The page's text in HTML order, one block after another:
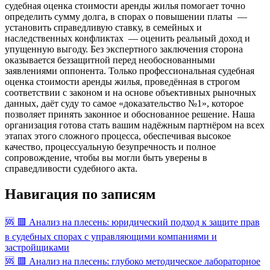
судебная оценка стоимости аренды жилья помогает точно
определить сумму долга, в спорах о повышении платы —
установить справедливую ставку, в семейных и
наследственных конфликтах — оценить реальный доход и
упущенную выгоду. Без экспертного заключения сторона
оказывается беззащитной перед необоснованными
заявлениями оппонента. Только профессиональная судебная
оценка стоимости аренды жилья, проведённая в строгом
соответствии с законом и на основе объективных рыночных
данных, даёт суду то самое «доказательство №1», которое
позволяет принять законное и обоснованное решение. Наша
организация готова стать вашим надёжным партнёром на всех
этапах этого сложного процесса, обеспечивая высокое
качество, процессуальную безупречность и полное
сопровождение, чтобы вы могли быть уверены в
справедливости судебного акта.
Навигация по записям
🆘 🟥 Анализ на плесень: юридический подход к защите прав
в судебных спорах с управляющими компаниями и
застройщиками
🆘 🟥 Анализ на плесень: глубоко методическое лабораторное